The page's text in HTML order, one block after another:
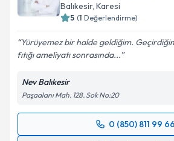
Balıkesir, Karesi
5 (1 Değerlendirme)
Yürüyemez bir halde geldiğim.
fıtığı ameliyatı sonrasında...
Nev Balıkesir
Paşaalanı Mah. 128. Sok No:20
0 (850) 811 99 66
Randevu Takvimi Talebi